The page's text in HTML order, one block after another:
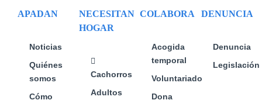
la
de
producto
APADAN
Noticias
Quiénes
somos
Cómo
NECESITAN
HOGAR
Cachorros
Adultos
COLABORA
Acogida
temporal
Voluntariado
Dona
DENUNCIA
Denuncia
Legislación